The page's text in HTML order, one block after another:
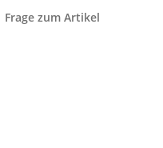
Frage zum Artikel